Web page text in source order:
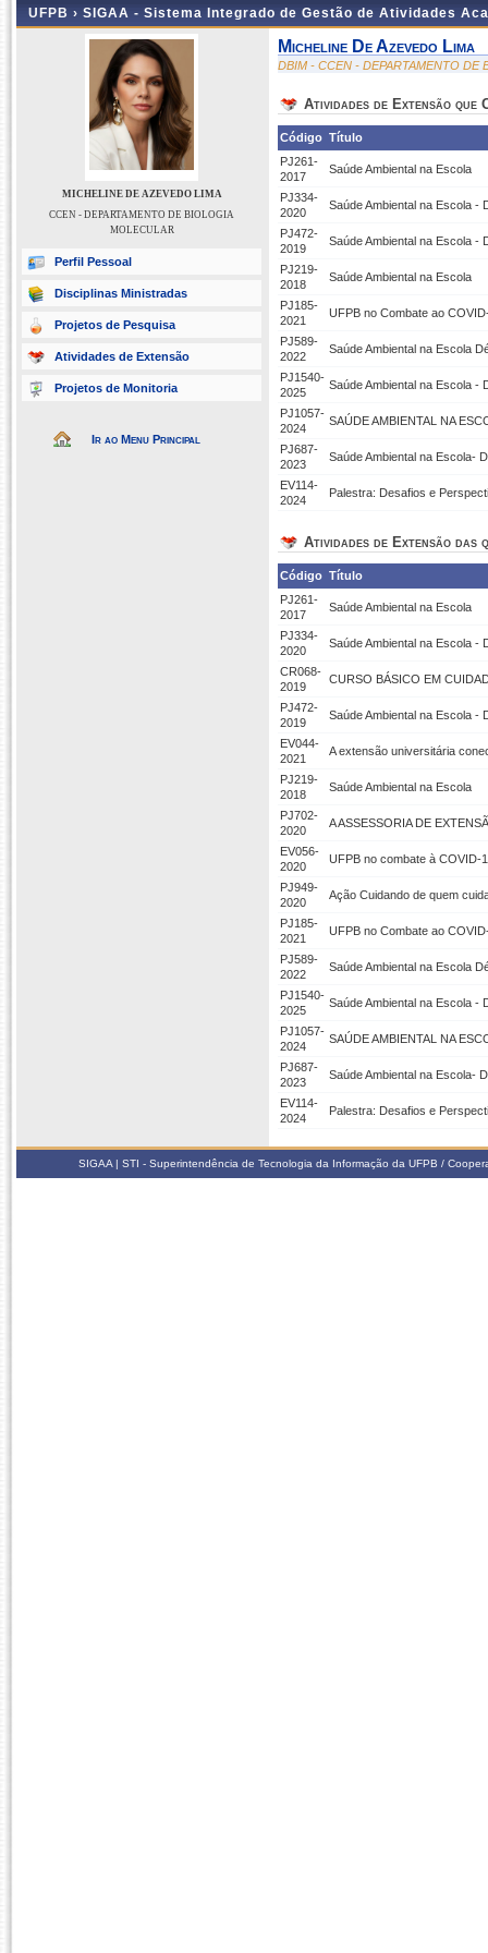
UFPB › SIGAA - Sistema Integrado de Gestão de Atividades
MICHELINE DE AZEVEDO LIMA
CCEN - DEPARTAMENTO DE BIOLOGIA
MOLECULAR
Perfil Pessoal
Disciplinas Ministradas
Projetos de Pesquisa
Atividades de Extensão
Projetos de Monitoria
Ir ao Menu Principal
Micheline De Azevedo Lima
DBIM - CCEN - DEPARTAMENTO DE
Atividades de Extensão que
Código Título
PJ261-
2017
Saúde Ambiental na Escola
PJ334-
2020
Saúde Ambiental na Escola -
PJ472-
2019
Saúde Ambiental na Escola -
PJ219-
2018
Saúde Ambiental na Escola
PJ185-
2021
UFPB no Combate ao
PJ589-
2022
Saúde Ambiental na Escola
PJ1540-
2025
Saúde Ambiental na Escola -
PJ1057-
2024
SAÚDE AMBIENTAL NA
PJ687-
2023
Saúde Ambiental na Escola-
EV114-
2024
Palestra: Desafios e
Atividades de Extensão das
Código Título
PJ261-
2017
Saúde Ambiental na Escola
PJ334-
2020
Saúde Ambiental na Escola -
CR068-
2019
CURSO BÁSICO EM
PJ472-
2019
Saúde Ambiental na Escola -
EV044-
2021
A extensão universitária
PJ219-
2018
Saúde Ambiental na Escola
PJ702-
2020
A ASSESSORIA DE
EV056-
2020
UFPB no combate à COVID-
PJ949-
2020
Ação Cuidando de quem
PJ185-
2021
UFPB no Combate ao
PJ589-
2022
Saúde Ambiental na Escola
PJ1540-
2025
Saúde Ambiental na Escola -
PJ1057-
2024
SAÚDE AMBIENTAL NA
PJ687-
2023
Saúde Ambiental na Escola-
EV114-
2024
Palestra: Desafios e
SIGAA | STI - Superintendência de Tecnologia da Informação da UFPB /